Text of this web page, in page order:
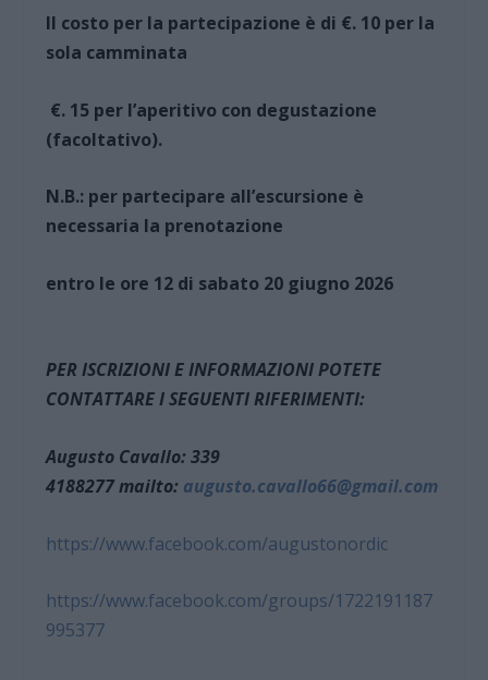
Il costo per la partecipazione è di €. 10 per la
sola camminata
€. 15 per l’aperitivo con degustazione
(facoltativo).
N.B.: per partecipare all’escursione è
necessaria la prenotazione
entro le ore 12 di sabato 20 giugno 2026
PER ISCRIZIONI E INFORMAZIONI POTETE
CONTATTARE I SEGUENTI RIFERIMENTI:
Augusto Cavallo: 339
4188277mailto: augusto.cavallo66@gmail.com
https://www.facebook.com/augustonordic
https://www.facebook.com/groups/1722191187
995377